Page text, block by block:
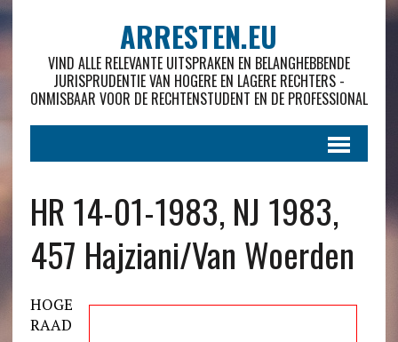
ARRESTEN.EU
VIND ALLE RELEVANTE UITSPRAKEN EN BELANGHEBBENDE
JURISPRUDENTIE VAN HOGERE EN LAGERE RECHTERS -
ONMISBAAR VOOR DE RECHTENSTUDENT EN DE PROFESSIONAL
HR 14-01-1983, NJ 1983,
457 Hajziani/Van Woerden
HOGE
RAAD